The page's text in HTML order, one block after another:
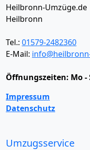
Heilbronn-Umzüge.de
Heilbronn
Tel.: 01579-2482360
E-Mail:
Öffnungszeiten: Mo -
Impressum
Datenschutz
Umzugsservice